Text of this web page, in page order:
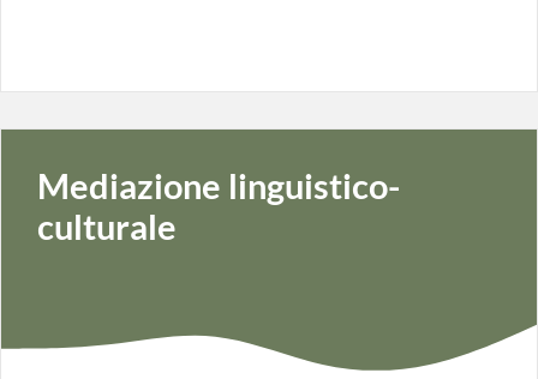
Mediazione linguistico-
culturale